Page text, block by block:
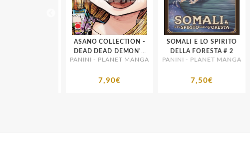
ASANO COLLECTION -
DEAD DEAD DEMON'S
DEDEDEDE
PANINI - PLANET MANGA
7,90€
SOMALI E LO SPIRITO
DELLA FORESTA # 2
PANINI - PLANET MANGA
7,50€